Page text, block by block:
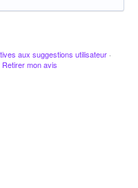
aux suggestions utilisateur ·
Retirer mon avis